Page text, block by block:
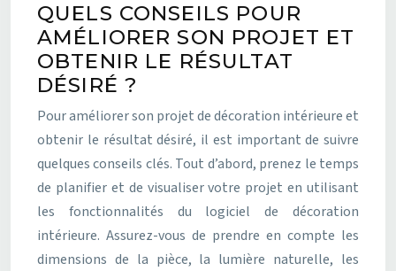
QUELS CONSEILS POUR
AMÉLIORER SON PROJET ET
OBTENIR LE RÉSULTAT
DÉSIRÉ ?
Pour améliorer son projet de décoration intérieure et
obtenir le résultat désiré, il est important de suivre
quelques conseils clés. Tout d’abord, prenez le temps
de planifier et de visualiser votre projet en utilisant
les fonctionnalités du logiciel de décoration
intérieure. Assurez-vous de prendre en compte les
dimensions de la pièce, la lumière naturelle, les